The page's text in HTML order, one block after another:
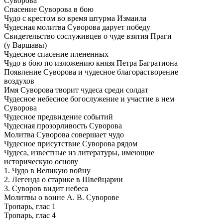
Спасение Суворова в бою
Чудо с крестом во время штурма Измаила
Чудесная молитва Суворова дарует победу
Свидетельство сослуживцев о чуде взятия Праги
(у Варшавы)
Чудесное спасение плененных
Чудо в бою по изложению князя Петра Багратиона
Появление Суворова и чудесное благорастворение
воздухов
Имя Суворова творит чудеса среди солдат
Чудесное небесное богослужение и участие в нем
Суворова
Чудесное предвидение событий
Чудесная прозорливость Суворова
Молитва Суворова совершает чудо
Чудесное присутствие Суворова рядом
Чудеса, известные из литературы, имеющие
историческую основу
1. Чудо в Великую войну
2. Легенда о старике в Швейцарии
3. Суворов видит небеса
Молитвы о воине А. В. Суворове
Тропарь, глас 1
Тропарь, глас 4